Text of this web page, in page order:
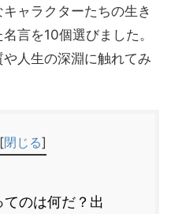
ャラクターたちの生き
言を10個選びました。
人生の深淵に触れてみ
[閉じる]
てのは何だ？出